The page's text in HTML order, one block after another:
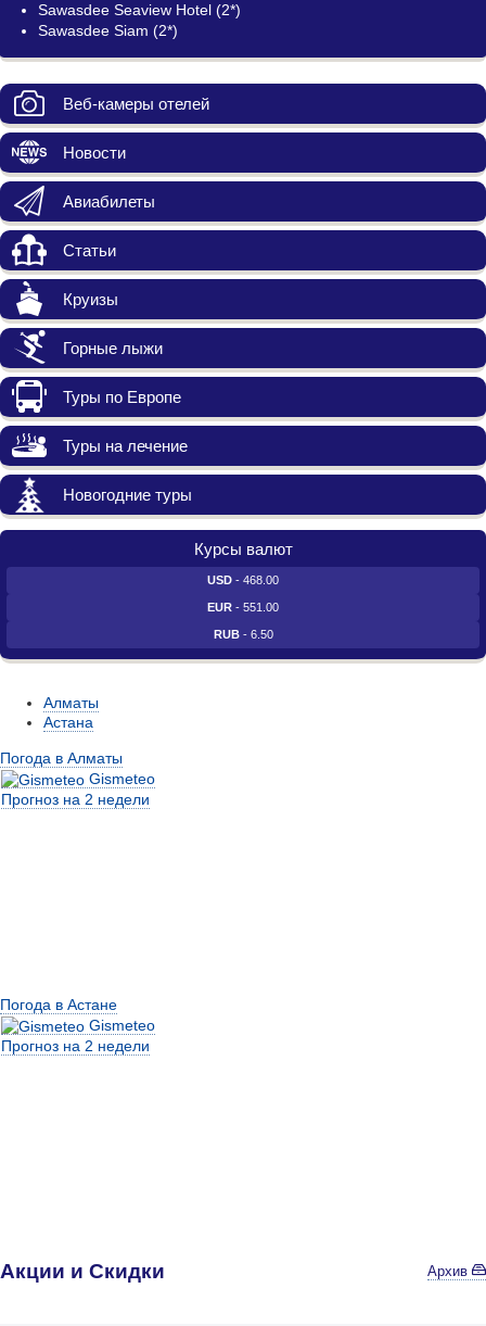
Sawasdee Seaview Hotel (2*)
Sawasdee Siam (2*)
Веб-камеры отелей
Новости
Авиабилеты
Статьи
Круизы
Горные лыжи
Туры по Европе
Туры на лечение
Новогодние туры
Курсы валют
USD - 468.00
EUR - 551.00
RUB- 6.50
Алматы
Астана
Погода в Алматы
Gismeteo
Прогноз на 2 недели
Погода в Астане
Gismeteo
Прогноз на 2 недели
Акции и Скидки Архив